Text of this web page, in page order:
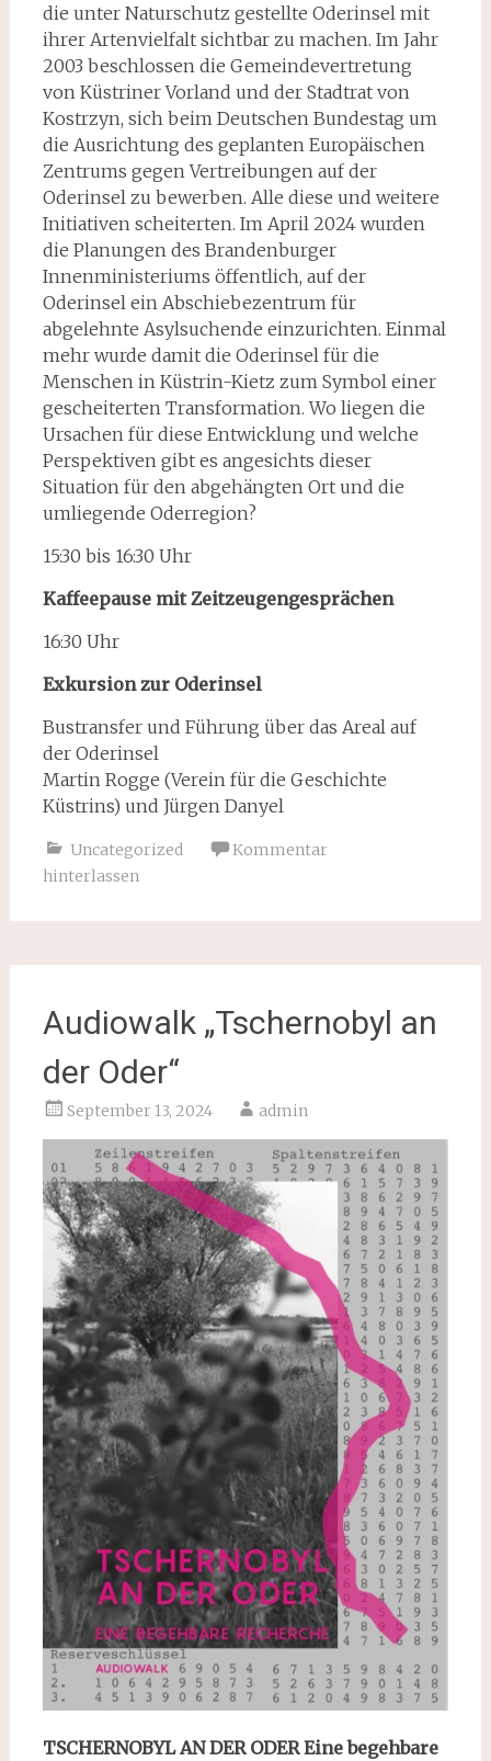
die unter Naturschutz gestellte Oderinsel mit
ihrer Artenvielfalt sichtbar zu machen. Im Jahr
2003 beschlossen die Gemeindevertretung
von Küstriner Vorland und der Stadtrat von
Kostrzyn, sich beim Deutschen Bundestag um
die Ausrichtung des geplanten Europäischen
Zentrums gegen Vertreibungen auf der
Oderinsel zu bewerben. Alle diese und weitere
Ini­tiativen scheiterten. Im April 2024 wurden
die Planungen des Brandenburger
Innenministeri­ums öffentlich, auf der
Oderinsel ein Abschiebezentrum für
abgelehnte Asylsuchende ein­zurichten. Einmal
mehr wurde damit die Oderinsel für die
Menschen in Küstrin-Kietz zum Symbol einer
gescheiterten Transformation. Wo liegen die
Ursachen für diese Entwicklung und welche
Perspektiven gibt es angesichts dieser
Situation für den abgehängten Ort und die
umliegende Oderregion?
15:30 bis 16:30 Uhr
Kaffeepause mit Zeitzeugengesprächen
16:30 Uhr
Exkursion zur Oderinsel
Bustransfer und Führung über das Areal auf
der Oderinsel
Martin Rogge (Verein für die Geschichte
Küstrins) und Jürgen Danyel
Uncategorized
Kommentar
hinterlassen
Audiowalk „Tschernobyl an
der Oder“
September 13, 2024 admin
TSCHERNOBYL AN DER ODER Eine begehbare